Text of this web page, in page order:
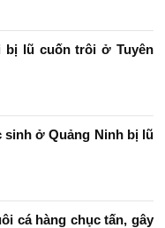
lũ cuốn trôi ở Tuyên
sinh ở Quảng Ninh bị lũ
cá hàng chục tấn, gây